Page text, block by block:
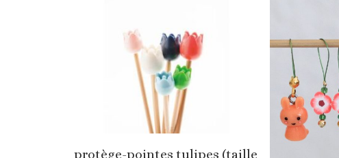
protège-pointes tulipes (taille